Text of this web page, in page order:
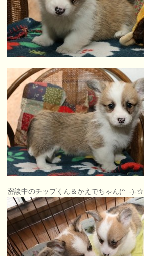
密談中のチップくん＆かえでちゃん(^_-)-☆